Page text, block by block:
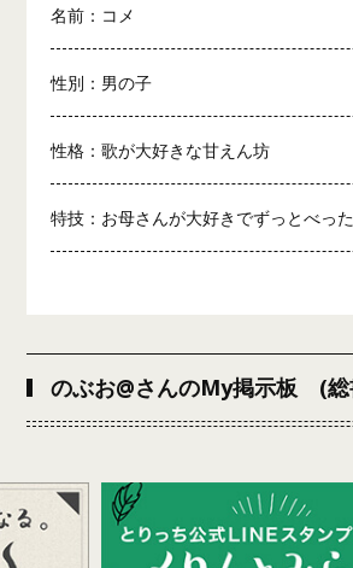
名前：コメ
性別：男の子
性格：歌が大好きな甘えん坊
特技：お母さんが大好きでずっとべった
のぶお@さんのMy掲示板 (総